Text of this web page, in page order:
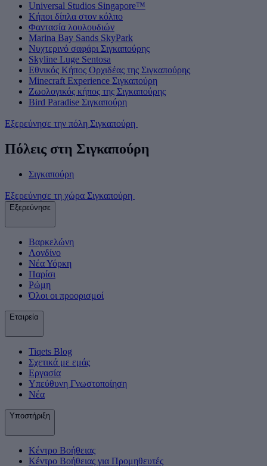
Universal Studios Singapore™
Κήποι δίπλα στον κόλπο
Φαντασία λουλουδιών
Marina Bay Sands SkyPark
Νυχτερινό σαφάρι Σιγκαπούρης
Skyline Luge Sentosa
Εθνικός Κήπος Ορχιδέας της Σιγκαπούρης
Minecraft Experience Σιγκαπούρη
Ζωολογικός κήπος της Σιγκαπούρης
Bird Paradise Σιγκαπούρη
Εξερεύνησε την πόλη Σιγκαπούρη
Πόλεις στη Σιγκαπούρη
Σιγκαπούρη
Εξερεύνησε τη χώρα Σιγκαπούρη
Εξερεύνησε
Βαρκελώνη
Λονδίνο
Νέα Υόρκη
Παρίσι
Ρώμη
Όλοι οι προορισμοί
Εταιρεία
Tiqets Βlog
Σχετικά με εμάς
Εργασία
Υπεύθυνη Γνωστοποίηση
Νέα
Υποστήριξη
Κέντρο Βοήθειας
Κέντρο Βοήθειας για Προμηθευτές